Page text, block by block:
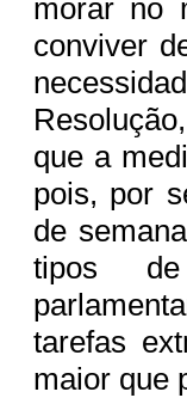
morar no
conviver
que a
pois, por
de
tipos
tarefas
maior que